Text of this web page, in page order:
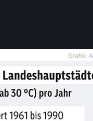
klar, dass wir
werden weiter
was in zehn Jahren
ist, wie viel Schaden an